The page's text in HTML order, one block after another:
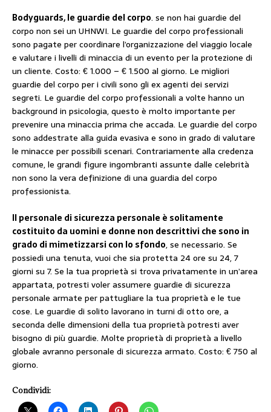
Bodyguards, le guardie del corpo. se non hai guardie del
corpo non sei un UHNWI. Le guardie del corpo professionali
sono pagate per coordinare l’organizzazione del viaggio locale
e valutare i livelli di minaccia di un evento per la protezione di
un cliente. Costo: € 1.000 – € 1.500 al giorno. Le migliori
guardie del corpo per i civili sono gli ex agenti dei servizi
segreti. Le guardie del corpo professionali a volte hanno un
background in psicologia, questo è molto importante per
prevenire una minaccia prima che accada. Le guardie del corpo
sono addestrate alla guida evasiva e sono in grado di valutare
le minacce per possibili scenari. Contrariamente alla credenza
comune, le grandi figure ingombranti assunte dalle celebrità
non sono la vera definizione di una guardia del corpo
professionista.
Il personale di sicurezza personale è solitamente
costituito da uomini e donne non descrittivi che sono in
grado di mimetizzarsi con lo sfondo, se necessario. Se
possiedi una tenuta, vuoi che sia protetta 24 ore su 24, 7
giorni su 7. Se la tua proprietà si trova privatamente in un’area
appartata, potresti voler assumere guardie di sicurezza
personale armate per pattugliare la tua proprietà e le tue
cose. Le guardie di solito lavorano in turni di otto ore, a
seconda delle dimensioni della tua proprietà potresti aver
bisogno di più guardie. Molte proprietà di proprietà a livello
globale avranno personale di sicurezza armato. Costo: € 750 al
giorno.
Condividi: